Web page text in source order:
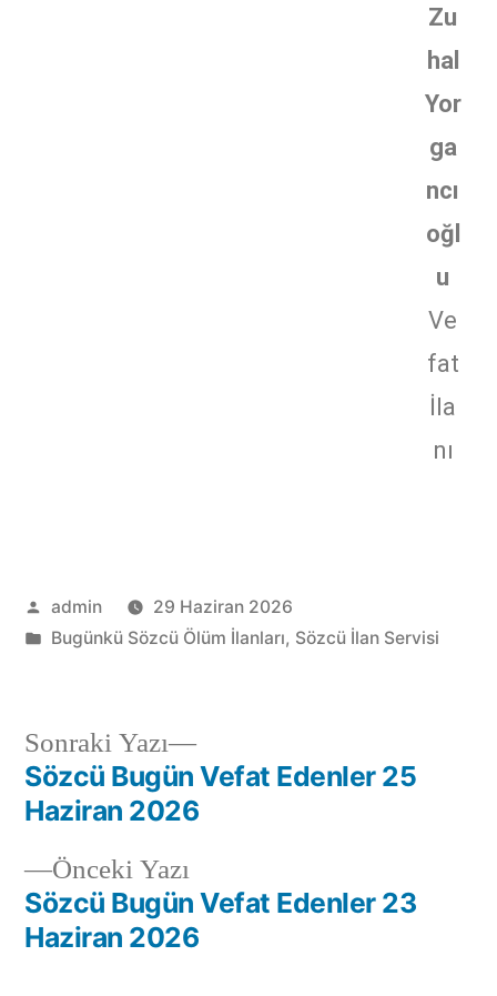
Zu
hal
Yor
ga
ncı
oğl
u
Ve
fat
İla
nı
admin
29 Haziran 2026
Bugünkü Sözcü Ölüm İlanları, Sözcü İlan Servisi
Önceki Yazı
Sözcü Bugün Vefat Edenler 23
Haziran 2026
Sonraki Yazı
Sözcü Bugün Vefat Edenler 25
Haziran 2026